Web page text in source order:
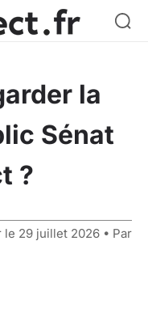
la
Sénat
?
le 29 juillet 2026 • Par